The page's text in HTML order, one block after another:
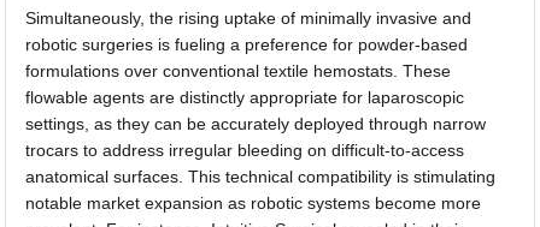
Simultaneously, the rising uptake of minimally invasive and
robotic surgeries is fueling a preference for powder-based
formulations over conventional textile hemostats. These
flowable agents are distinctly appropriate for laparoscopic
settings, as they can be accurately deployed through narrow
trocars to address irregular bleeding on difficult-to-access
anatomical surfaces. This technical compatibility is stimulating
notable market expansion as robotic systems become more